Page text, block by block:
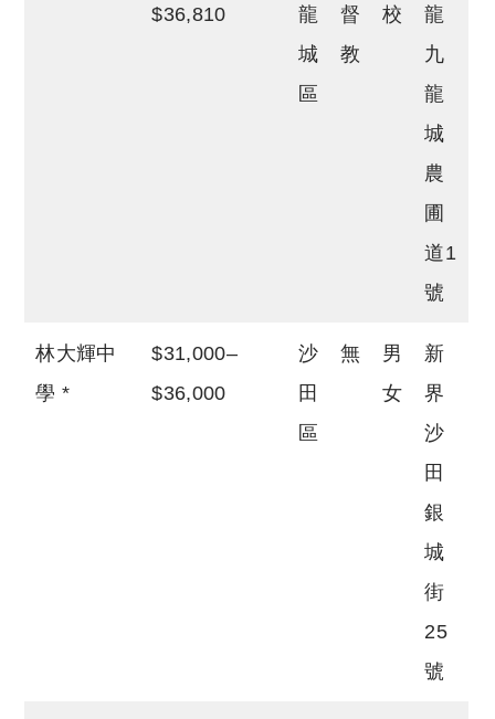
$36,810
龍
城
區
督
教
校
龍
九
龍
城
農
圃
道1
號
林大輝中
學 *
$31,000–
$36,000
沙
田
區
無
男
女
新
界
沙
田
銀
城
街
25
號